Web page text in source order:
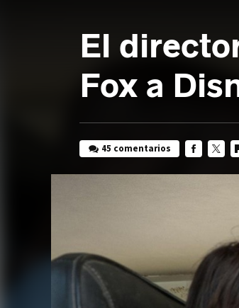
El
Fox a
45 comentarios